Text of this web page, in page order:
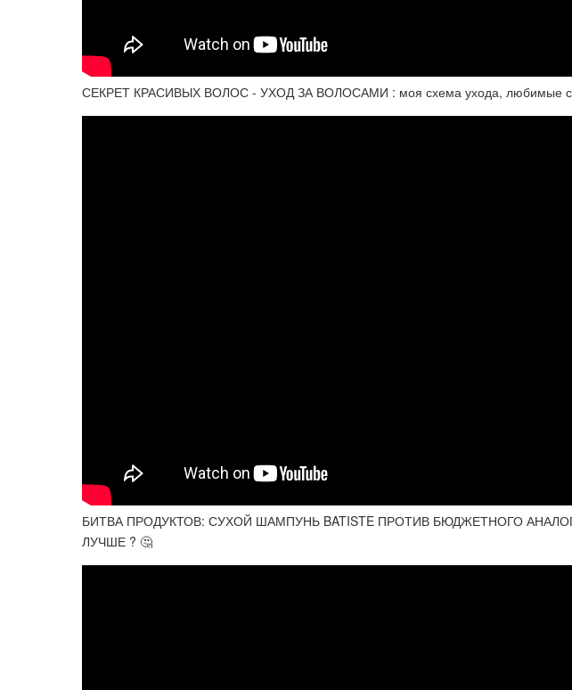
СЕКРЕТ КРАСИВЫХ ВОЛОС - УХОД ЗА ВОЛОСАМИ : моя схема ухода, любимые
БИТВА ПРОДУКТОВ: СУХОЙ ШАМПУНЬ BATISTE ПРОТИВ БЮДЖЕТНОГО
ЛУЧШЕ ? 🤔